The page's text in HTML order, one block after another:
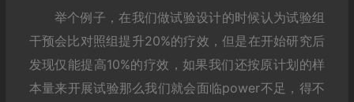
举个例子，在我们做试验设计的时候认为试验组
干预会比对照组提升20%的疗效，但是在开始研究后
发现仅能提高10%的疗效，如果我们还按原计划的样
本量来开展试验那么我们就会面临power不足，得不